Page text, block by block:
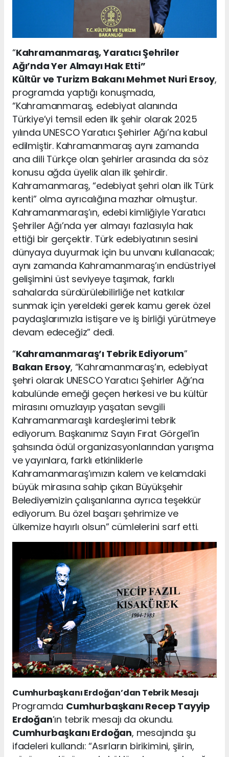
“Kahramanmaraş, Yaratıcı Şehriler
Ağı’nda Yer Almayı Hak Etti”
Kültür ve Turizm Bakanı Mehmet Nuri Ersoy,
programda yaptığı konuşmada,
“Kahramanmaraş, edebiyat alanında
Türkiye’yi temsil eden ilk şehir olarak 2025
yılında UNESCO Yaratıcı Şehirler Ağı’na kabul
edilmiştir. Kahramanmaraş aynı zamanda
ana dili Türkçe olan şehirler arasında da söz
konusu ağda üyelik alan ilk şehirdir.
Kahramanmaraş, “edebiyat şehri olan ilk Türk
kenti” olma ayrıcalığına mazhar olmuştur.
Kahramanmaraş’ın, edebi kimliğiyle Yaratıcı
Şehriler Ağı’nda yer almayı fazlasıyla hak
ettiği bir gerçektir. Türk edebiyatının sesini
dünyaya duyurmak için bu unvanı kullanacak;
aynı zamanda Kahramanmaraş’ın endüstriyel
gelişimini üst seviyeye taşımak, farklı
sahalarda sürdürülebilirliğe net katkılar
sunmak için yereldeki gerek kamu gerek özel
paydaşlarımızla istişare ve iş birliği yürütmeye
devam edeceğiz” dedi.
“Kahramanmaraş’ı Tebrik Ediyorum”
Bakan Ersoy, “Kahramanmaraş’ın, edebiyat
şehri olarak UNESCO Yaratıcı Şehirler Ağı’na
kabulünde emeği geçen herkesi ve bu kültür
mirasını omuzlayıp yaşatan sevgili
Kahramanmaraşlı kardeşlerimi tebrik
ediyorum. Başkanımız Sayın Fırat Görgel’in
şahsında ödül organizasyonlarından yarışma
ve yayınlara, farklı etkinliklerle
Kahramanmaraş’ımızın kalem ve kelamdaki
büyük mirasına sahip çıkan Büyükşehir
Belediyemizin çalışanlarına ayrıca teşekkür
ediyorum. Bu özel başarı şehrimize ve
ülkemize hayırlı olsun” cümlelerini sarf etti.
Cumhurbaşkanı Erdoğan’dan Tebrik Mesajı
Programda Cumhurbaşkanı Recep Tayyip
Erdoğan’ın tebrik mesajı da okundu.
Cumhurbaşkanı Erdoğan, mesajında şu
ifadeleri kullandı: “Asırların birikimini, şiirin,